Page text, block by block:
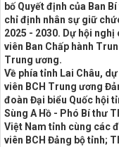
bố Quyết định của Ban
chỉ định nhân sự giữ
2025 - 2030. Dự hội
viên Ban Chấp hành
Trung ương.
Về phía tỉnh Lai Châu,
viên BCH Trung ương
đoàn Đại biểu Quốc hội
Sùng A Hồ - Phó Bí thư
Việt Nam tỉnh cùng các
viên BCH Đảng bộ tỉnh;